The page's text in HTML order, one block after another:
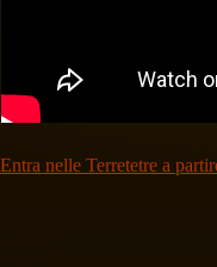
Entra nelle Terretetre a